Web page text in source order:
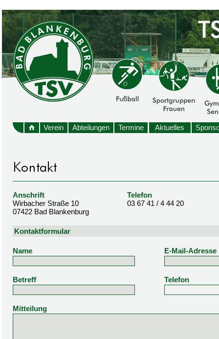
Verein Abteilungen Termine Aktuelles
Anschrift
Wirbacher Straße 10
07422 Bad Blankenburg
Telefon
03 67 41 / 4 44 20
Kontaktformular
Name E-Mail-Adresse
Betreff Telefon
Mitteilung